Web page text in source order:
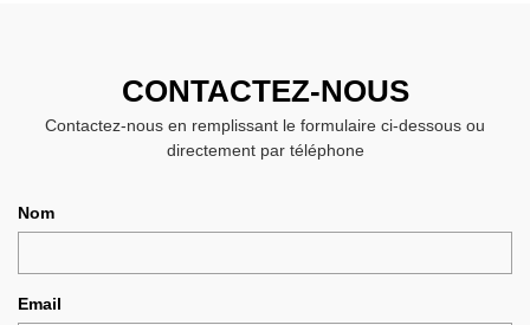
CONTACTEZ-NOUS
Contactez-nous en remplissant le formulaire ci-dessous ou
directement par téléphone
Nom
Email